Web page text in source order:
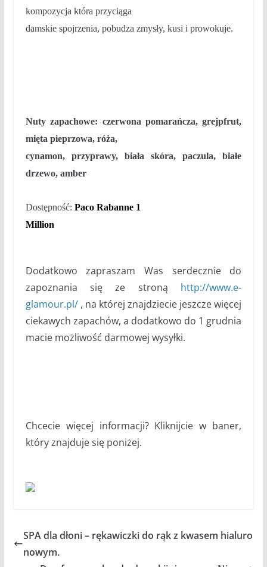
kompozycja która przyciąga
damskie spojrzenia, pobudza zmysły, kusi i prowokuje.
Nuty zapachowe: czerwona pomarańcza, grejpfrut,
mięta pieprzowa, róża,
cynamon, przyprawy, biała skóra, paczula, białe
drzewo, amber
Dostępność: Paco Rabanne 1
Million
Dodatkowo zapraszam Was serdecznie do
zapoznania się ze stroną http://www.e-
glamour.pl/, na której znajdziecie jeszcze więcej
ciekawych zapachów, a dodatkowo do 1 grudnia
macie możliwość darmowej wysyłki.
Chcecie więcej informacji? Kliknijcie w baner,
który znajduje się poniżej.
SPA dla dłoni – rękawiczki do rąk z kwasem hialuro
nowym.